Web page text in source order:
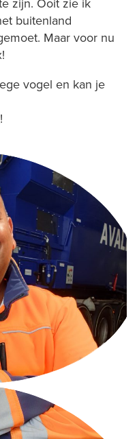
buitenland
Maar voor nu
vogel en kan je
!